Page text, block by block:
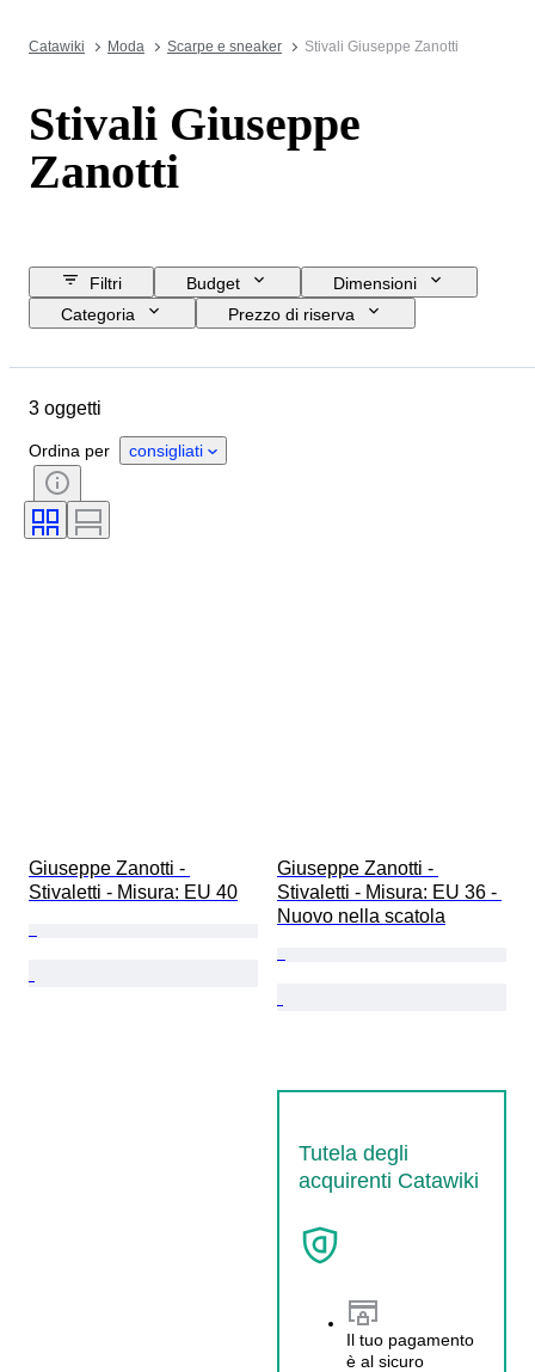
Catawiki Moda Scarpe e sneaker Stivali Giuseppe Zanotti
Stivali Giuseppe
Zanotti
Filtri Budget
Dimensioni
Categoria
Prezzo di riserva
Paese d’origine
Condizioni
Epoca
Misura di scarpe
3 oggetti
Ordina per consigliati
Giuseppe Zanotti -
Stivaletti - Misura: EU 40
Giuseppe Zanotti -
Stivaletti - Misura: EU 36 -
Nuovo nella scatola
Tutela degli
acquirenti Catawiki
Il tuo pagamento
è al sicuro